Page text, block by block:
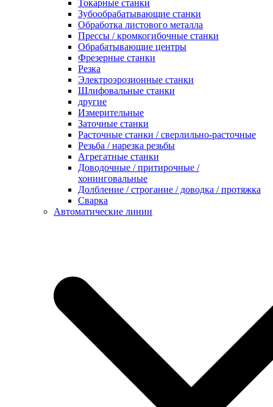
Токарные станки
Зубообрабатывающие станки
Обработка листового металла
Прессы / кромкогибочные станки
Обрабатывающие центры
Фрезерные станки
Резка
Электроэрозионные станки
Шлифовальные станки
другие
Измерительные
Заточные станки
Расточные станки / сверлильно-расточные
Резьба / нарезка резьбы
Агрегатные станки
Доводочные / притирочные /
хонинговальные
Долбление / строгание / доводка / протяжка
Сварка
Автоматические линии